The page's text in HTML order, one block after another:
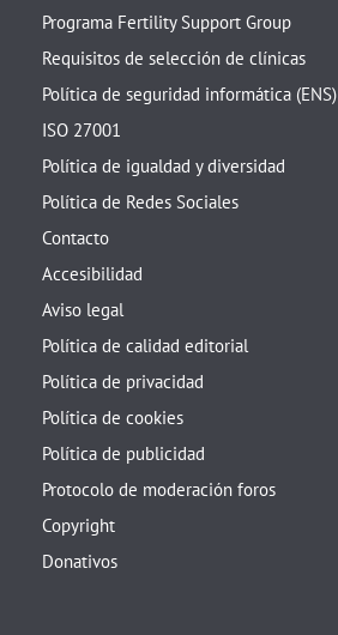
Programa Fertility Support Group
Requisitos de selección de clínicas
Política de seguridad informática (ENS)
ISO 27001
Política de igualdad y diversidad
Política de Redes Sociales
Contacto
Accesibilidad
Aviso legal
Política de calidad editorial
Política de privacidad
Política de cookies
Política de publicidad
Protocolo de moderación foros
Copyright
Donativos